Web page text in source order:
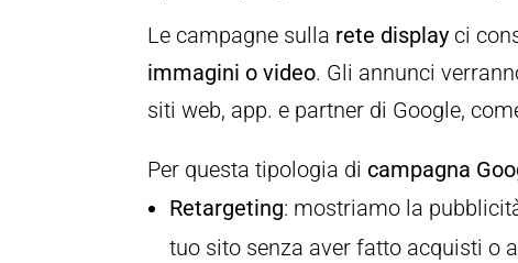
Le campagne sulla rete display ci
immagini o video. Gli annunci
siti web, app. e partner di Google,
Per questa tipologia di campagna
Retargeting: mostriamo la
tuo sito senza aver fatto acquisti o